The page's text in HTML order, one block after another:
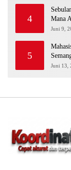
4
Mana
Juni 9,
5
Juni 13,